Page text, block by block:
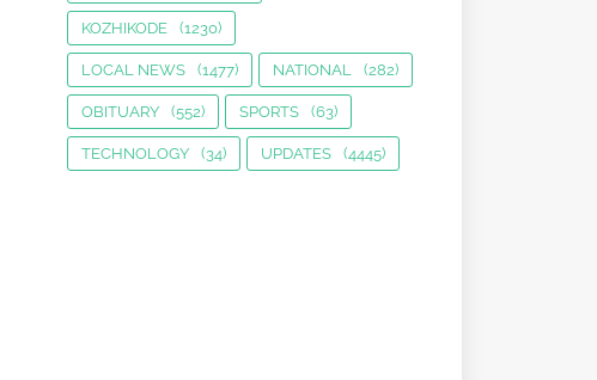
KOZHIKODE (1230)
LOCAL NEWS (1477) NATIONAL (282)
OBITUARY (552) SPORTS (63)
TECHNOLOGY (34) UPDATES (4445)